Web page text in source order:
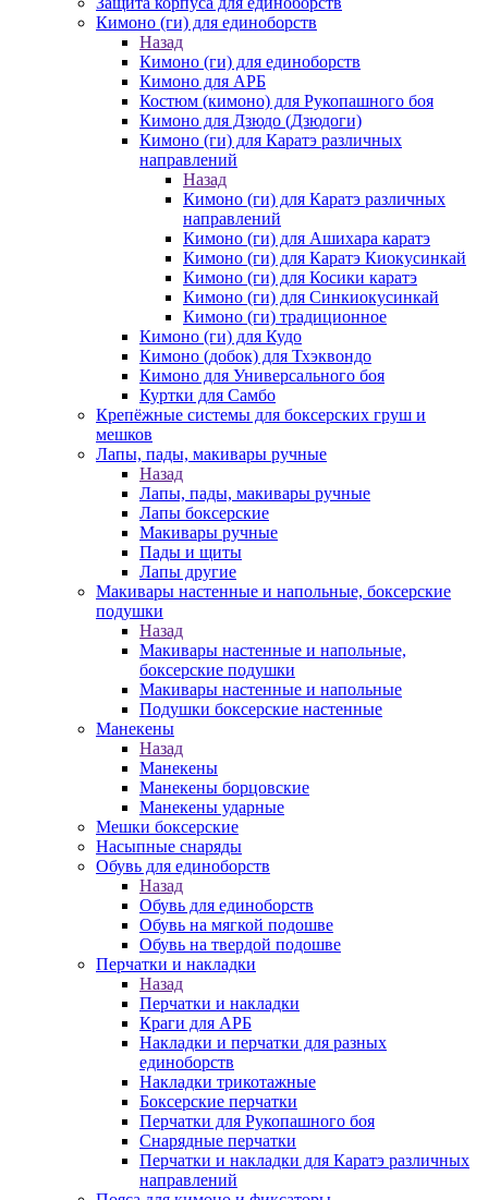
Кимоно (ги) для единоборств
Назад
Кимоно (ги) для единоборств
Кимоно для АРБ
Костюм (кимоно) для Рукопашного боя
Кимоно для Дзюдо (Дзюдоги)
Кимоно (ги) для Каратэ различных
направлений
Назад
Кимоно (ги) для Каратэ различных
направлений
Кимоно (ги) для Ашихара каратэ
Кимоно (ги) для Каратэ Киокусинкай
Кимоно (ги) для Косики каратэ
Кимоно (ги) для Синкиокусинкай
Кимоно (ги) традиционное
Кимоно (ги) для Кудо
Кимоно (добок) для Тхэквондо
Кимоно для Универсального боя
Куртки для Самбо
Крепёжные системы для боксерских груш и
мешков
Лапы, пады, макивары ручные
Назад
Лапы, пады, макивары ручные
Лапы боксерские
Макивары ручные
Пады и щиты
Лапы другие
Макивары настенные и напольные, боксерские
подушки
Назад
Макивары настенные и напольные,
боксерские подушки
Макивары настенные и напольные
Подушки боксерские настенные
Манекены
Назад
Манекены
Манекены борцовские
Манекены ударные
Мешки боксерские
Насыпные снаряды
Обувь для единоборств
Назад
Обувь для единоборств
Обувь на мягкой подошве
Обувь на твердой подошве
Перчатки и накладки
Назад
Перчатки и накладки
Краги для АРБ
Накладки и перчатки для разных
единоборств
Накладки трикотажные
Боксерские перчатки
Перчатки для Рукопашного боя
Снарядные перчатки
Перчатки и накладки для Каратэ различных
направлений